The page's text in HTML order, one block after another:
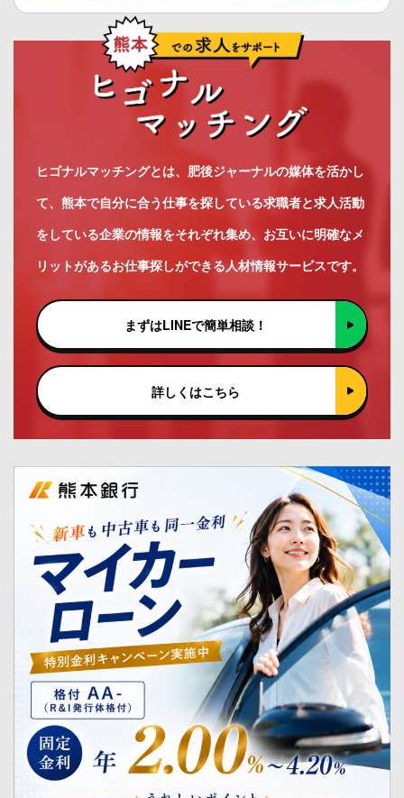
ヒゴナルマッチングとは、肥後ジャーナルの媒体を活かし
て、熊本で自分に合う仕事を探している求職者と求人活動
をしている企業の情報をそれぞれ集め、お互いに明確なメ
リットがあるお仕事探しができる人材情報サービスです。
まずはLINEで簡単相談！
詳しくはこちら